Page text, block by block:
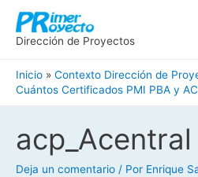
contenido
Dirección de Proyectos
Inicio
Contexto Dirección de
Cuántos Certificados PMI PBA y
acp_Acentral
Deja un comentario / Por Enrique
de
entradas